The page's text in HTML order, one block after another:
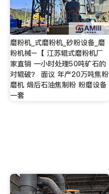
磨粉机_式磨粉机_砂粉设备_磨
粉机械–【 江苏辊式磨粉机厂
家直销 一小时处理50吨矿石的
对辊破？ 面议 年产20万吨焦粉
磨机 煅后石油焦制粉 粉磨设备
一套